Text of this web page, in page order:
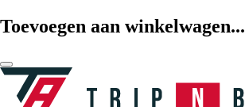
Toevoegen aan winkelwagen...